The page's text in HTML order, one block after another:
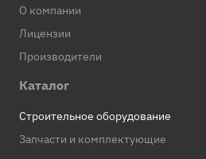
О компании
Лицензии
Производители
Каталог
Строительное оборудование
Запчасти и комплектующие